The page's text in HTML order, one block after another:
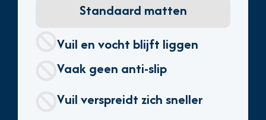
Standaard matten
Vuil en vocht blijft liggen
Vaak geen anti-slip
Vuil verspreidt zich sneller